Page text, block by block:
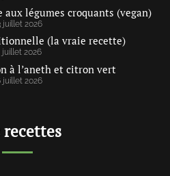
aux légumes croquants (vegan)
juillet 2026
(la vraie recette)
juillet 2026
à l’aneth et citron vert
juillet 2026
recettes